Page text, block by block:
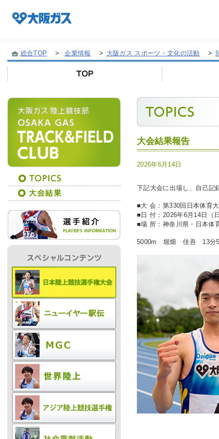
業務
企業/グループについて
社会貢献
技術開発
サステナビリティ
採用情報
プレスリリース
総合TOP > 企業情報 > 大阪ガス スポーツ・文化の活動 >
大会結果報告
2026年6月14日
下記大会に出場し、自己記
■大 会： 第330回日本体育
■日 付： 2026年6月14日（
■場 所： 神奈川県・日本体
5000m 堀畑 佳吾 13分